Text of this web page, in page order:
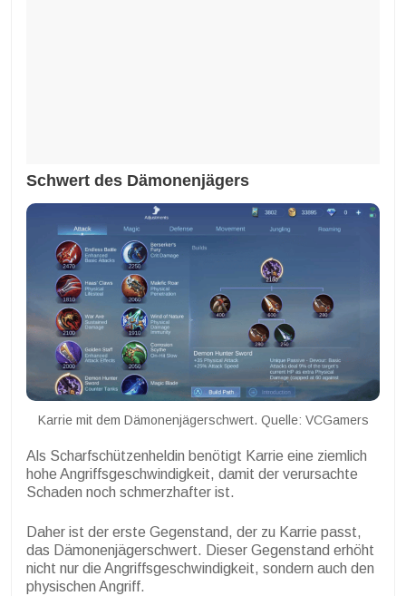
Schwert des Dämonenjägers
Karrie mit dem Dämonenjägerschwert. Quelle: VCGamers
Als Scharfschützenheldin benötigt Karrie eine ziemlich
hohe Angriffsgeschwindigkeit, damit der verursachte
Schaden noch schmerzhafter ist.
Daher ist der erste Gegenstand, der zu Karrie passt,
das Dämonenjägerschwert. Dieser Gegenstand erhöht
nicht nur die Angriffsgeschwindigkeit, sondern auch den
physischen Angriff.